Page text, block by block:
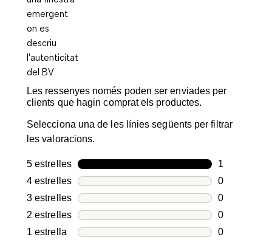
Les ressenyes només poden ser enviades per
clients que hagin comprat els productes.
Selecciona una de les línies següents per filtrar
les valoracions.
5 estrellesestrelles
1
1 valoració
4 estrellesestrelles
0
0
3 estrellesestrelles
0
0
2 estrellesestrelles
0
0
1 estrellaestrelles
0